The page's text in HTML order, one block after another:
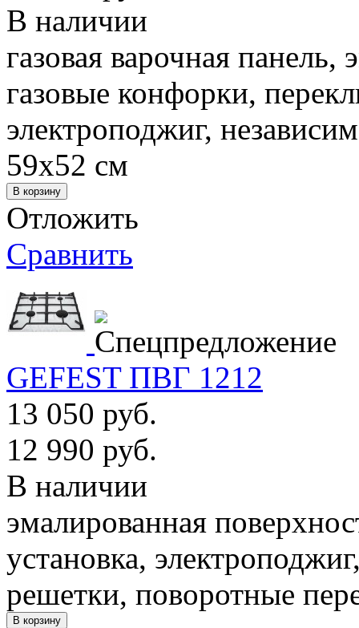
В наличии
газовая варочная
газовые конфорки,
электроподжиг,
59x52 см
Отложить
Сравнить
GEFEST ПВГ 1212
13 050 руб.
12 990 руб.
В наличии
эмалированная
установка,
решетки, поворотные